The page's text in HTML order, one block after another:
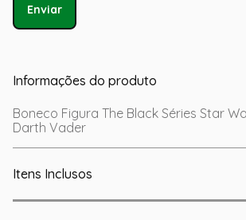
Enviar
Informações do produto
Boneco Figura The Black Séries Star
Darth Vader
Itens Inclusos